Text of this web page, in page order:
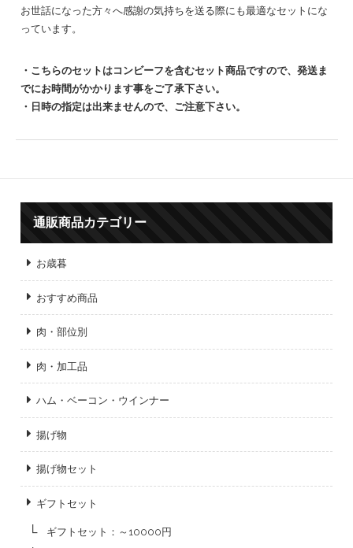
お世話になった方々へ感謝の気持ちを送る際にも最適なセットにな
っています。
・こちらのセットはコンビーフを含むセット商品ですので、発送ま
でにお時間がかかります事をご了承下さい。
・日時の指定は出来ませんので、ご注意下さい。
通販商品カテゴリー
お歳暮
おすすめ商品
肉・部位別
肉・加工品
ハム・ベーコン・ウインナー
揚げ物
揚げ物セット
ギフトセット
ギフトセット：～10000円